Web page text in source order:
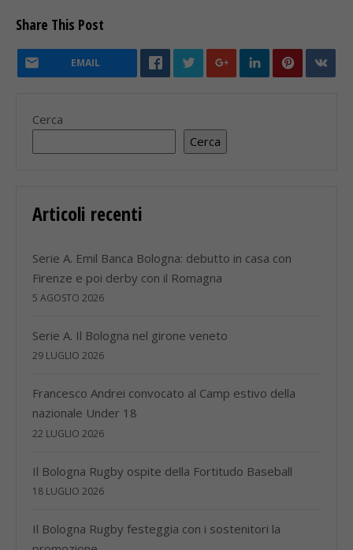
Share This Post
EMAIL
Cerca
Cerca
Articoli recenti
Serie A. Emil Banca Bologna: debutto in casa con
Firenze e poi derby con il Romagna
5 AGOSTO 2026
Serie A. Il Bologna nel girone veneto
29 LUGLIO 2026
Francesco Andrei convocato al Camp estivo della
nazionale Under 18
22 LUGLIO 2026
Il Bologna Rugby ospite della Fortitudo Baseball
18 LUGLIO 2026
Il Bologna Rugby festeggia con i sostenitori la